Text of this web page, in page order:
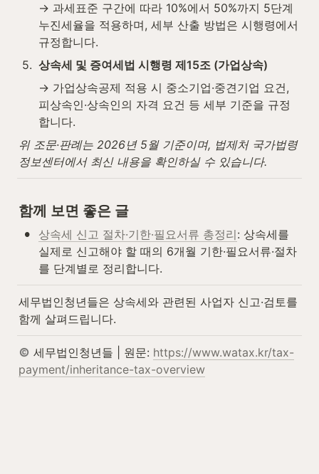
→ 과세표준 구간에 따라 10%에서 50%까지 5단계
누진세율을 적용하며, 세부 산출 방법은 시행령에서
규정합니다.
5. 상속세 및 증여세법 시행령 제15조 (가업상속)
→ 가업상속공제 적용 시 중소기업·중견기업 요건,
피상속인·상속인의 자격 요건 등 세부 기준을 규정
합니다.
위 조문·판례는 2026년 5월 기준이며, 법제처 국가법령
정보센터에서 최신 내용을 확인하실 수 있습니다.
함께 보면 좋은 글
• 상속세 신고 절차·기한·필요서류 총정리: 상속세를
실제로 신고해야 할 때의 6개월 기한·필요서류·절차
를 단계별로 정리합니다.
세무법인청년들은 상속세와 관련된 사업자 신고·검토를
함께 살펴드립니다.
세무법인청년들 | 원문: https://www.watax.kr/tax-
payment/inheritance-tax-overview